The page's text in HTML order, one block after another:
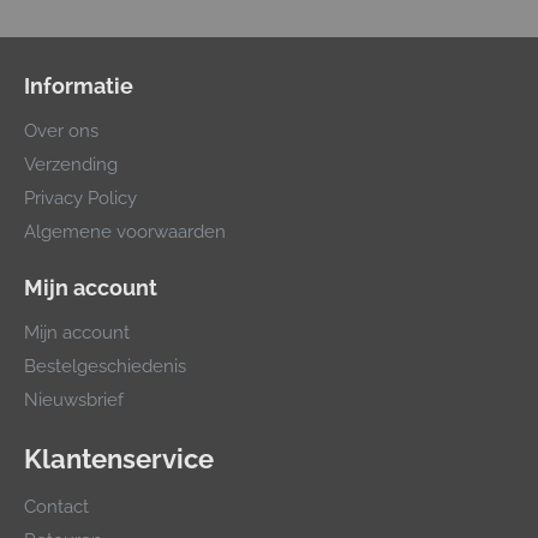
Informatie
Over ons
Verzending
Privacy Policy
Algemene voorwaarden
Mijn account
Mijn account
Bestelgeschiedenis
Nieuwsbrief
Klantenservice
Contact